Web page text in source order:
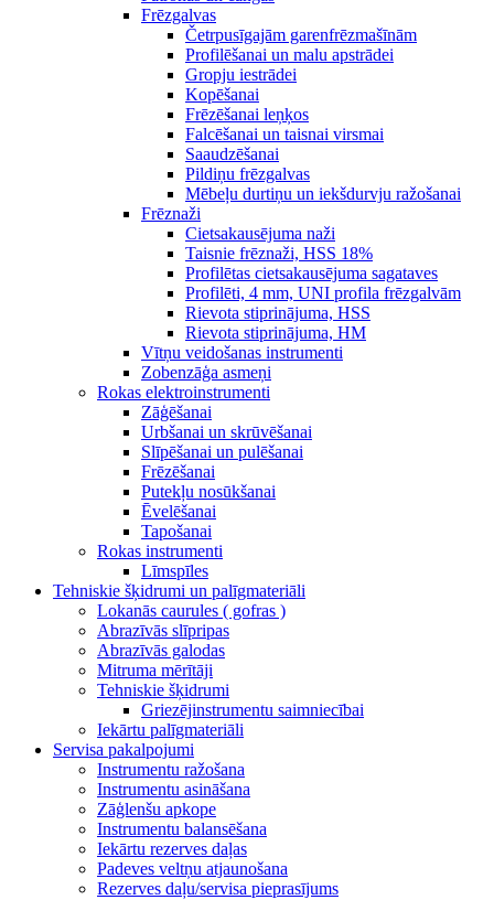
Frēzgalvas
Četrpusīgajām garenfrēzmašīnām
Profilēšanai un malu apstrādei
Gropju iestrādei
Kopēšanai
Frēzēšanai leņķos
Falcēšanai un taisnai virsmai
Saaudzēšanai
Pildiņu frēzgalvas
Mēbeļu durtiņu un iekšdurvju ražošanai
Frēznaži
Cietsakausējuma naži
Taisnie frēznaži, HSS 18%
Profilētas cietsakausējuma sagataves
Profilēti, 4 mm, UNI profila frēzgalvām
Rievota stiprinājuma, HSS
Rievota stiprinājuma, HM
Vītņu veidošanas instrumenti
Zobenzāģa asmeņi
Rokas elektroinstrumenti
Zāģēšanai
Urbšanai un skrūvēšanai
Slīpēšanai un pulēšanai
Frēzēšanai
Putekļu nosūkšanai
Ēvelēšanai
Tapošanai
Rokas instrumenti
Līmspīles
Tehniskie šķidrumi un palīgmateriāli
Lokanās caurules ( gofras )
Abrazīvās slīpripas
Abrazīvās galodas
Mitruma mērītāji
Tehniskie šķidrumi
Griezējinstrumentu saimniecībai
Iekārtu palīgmateriāli
Servisa pakalpojumi
Instrumentu ražošana
Instrumentu asināšana
Zāģlenšu apkope
Instrumentu balansēšana
Iekārtu rezerves daļas
Padeves veltņu atjaunošana
Rezerves daļu/servisa pieprasījums